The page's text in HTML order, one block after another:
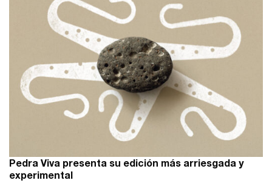
Pedra Viva presenta su edición más arriesgada y
experimental